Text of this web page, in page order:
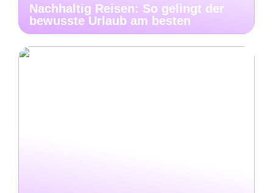
Nachhaltig Reisen: So gelingt der
bewusste Urlaub am besten